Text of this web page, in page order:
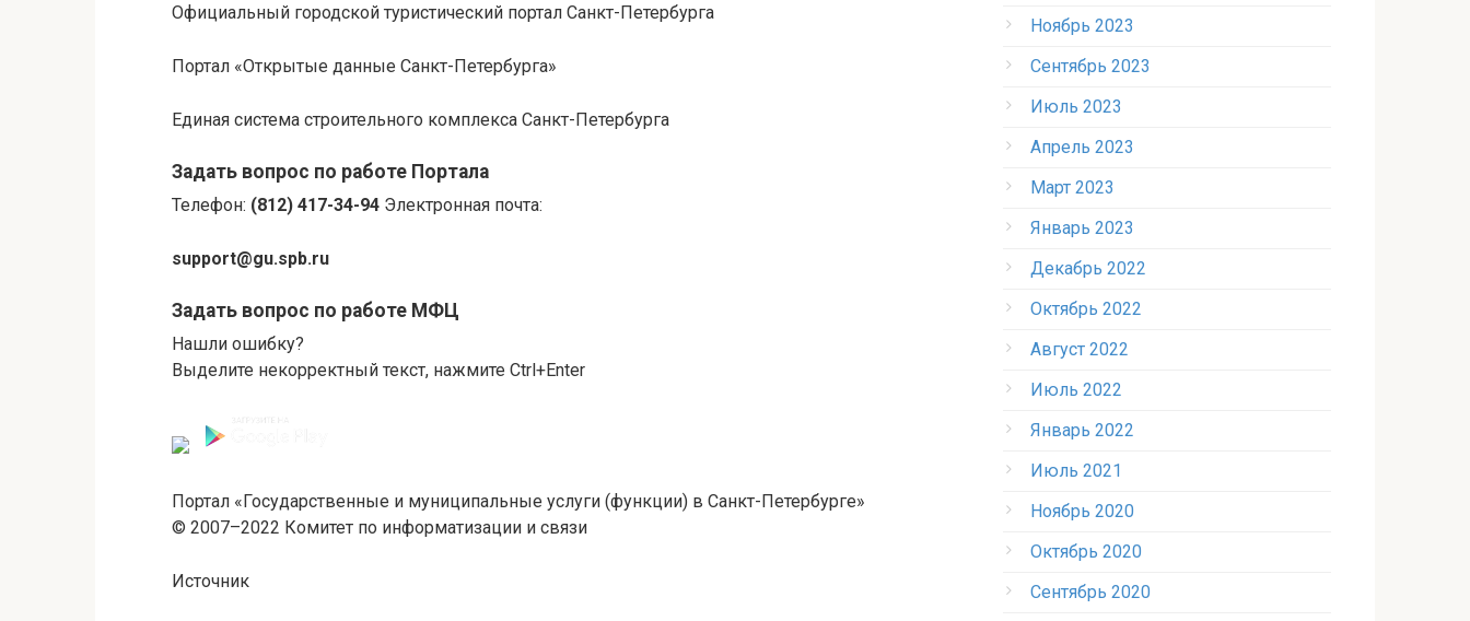
Официальный городской туристический портал Санкт-Петербурга
Портал «Открытые данные Санкт-Петербурга»
Единая система строительного комплекса Санкт-Петербурга
Задать вопрос по работе Портала
Телефон: (812) 417-34-94 Электронная почта:
support@gu.spb.ru
Задать вопрос по работе МФЦ
Нашли ошибку?
Выделите некорректный текст, нажмите Ctrl+Enter
Портал «Государственные и муниципальные услуги (функции) в Санкт-Петербурге»
© 2007–2022 Комитет по информатизации и связи
Источник
Ноябрь 2023
Сентябрь 2023
Июль 2023
Апрель 2023
Март 2023
Январь 2023
Декабрь 2022
Октябрь 2022
Август 2022
Июль 2022
Январь 2022
Июль 2021
Ноябрь 2020
Октябрь 2020
Сентябрь 2020